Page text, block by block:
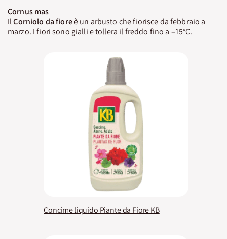
Cornus mas
IlCorniolo da fioreè un arbusto che fiorisce da febbraio a
marzo. I fiori sono gialli e tollera il freddo fino a –15°C.
Concime liquido Piante da Fiore KB